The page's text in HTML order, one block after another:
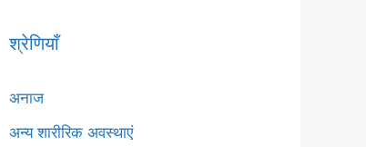
श्रेणियाँ
अनाज
अन्य शारीरिक अवस्थाएं